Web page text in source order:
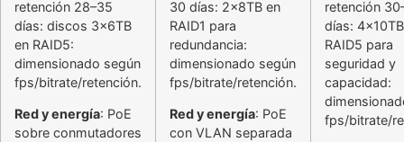
retención 28–35
días: discos 3x6TB
en RAID5:
dimensionado según
fps/bitrate/retención.
Red y energía: PoE
sobre conmutadores
30 días: 2x8TB en
RAID1 para
redundancia:
dimensionado según
fps/bitrate/retención.
Red y energía: PoE
con VLAN separada
retención
días:
RAID5 para
seguridad y
capacidad:
fps/bitrate/